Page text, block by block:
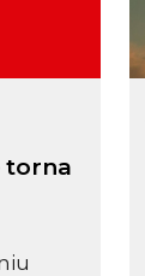
torna